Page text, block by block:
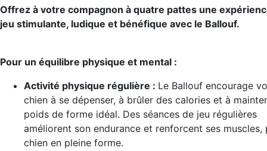
Offrez à votre compagnon à quatre pattes une
jeu stimulante, ludique et bénéfique avec le Ballouf.
Pour un équilibre physique et mental :
Activité physique régulière : Le Ballouf encourage
chien à se dépenser, à brûler des calories et à
poids de forme idéal. Des séances de jeu régulières
améliorent son endurance et renforcent ses muscles,
chien en pleine forme.